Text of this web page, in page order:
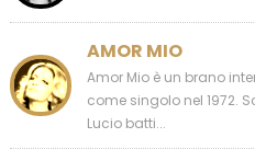
AMOR MIO
Amor Mio è un brano
come singolo nel 1972.
Lucio batti...